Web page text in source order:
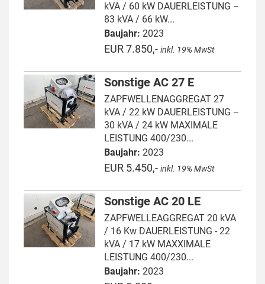
kVA / 60 kW DAUERLEISTUNG –
83 kVA / 66 kW...
Baujahr: 2023
EUR 7.850,- inkl. 19% MwSt
Sonstige AC 27 E
ZAPFWELLENAGGREGAT 27
kVA / 22 kW DAUERLEISTUNG –
30 kVA / 24 kW MAXIMALE
LEISTUNG 400/230...
Baujahr: 2023
EUR 5.450,- inkl. 19% MwSt
Sonstige AC 20 LE
ZAPFWELLEAGGREGAT 20 kVA
/ 16 Kw DAUERLEISTUNG - 22
kVA / 17 kW MAXXIMALE
LEISTUNG 400/230...
Baujahr: 2023